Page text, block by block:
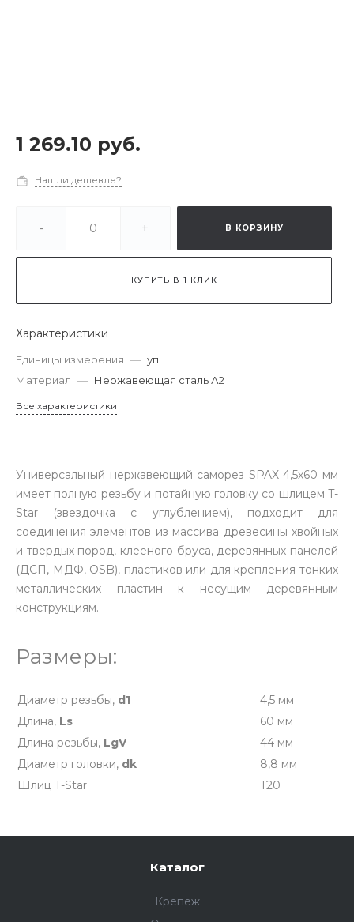
1 269.10 руб.
Нашли дешевле?
- + В КОРЗИНУ
КУПИТЬ В 1 КЛИК
Характеристики
Единицы измерения — уп
Материал — Нержавеющая сталь А2
Все характеристики
Универсальный нержавеющий саморез SPAX 4,5х60 мм
имеет полную резьбу и потайную головку со шлицем T-
Star (звездочка с углублением), подходит для
соединения элементов из массива древесины хвойных
и твердых пород, клееного бруса, деревянных панелей
(ДСП, МДФ, OSB), пластиков или для крепления тонких
металлических пластин к несущим деревянным
конструкциям.
Размеры:
Диаметр резьбы, d1
4,5 мм
Длина, Ls
60 мм
Длина резьбы, LgV
44 мм
Диаметр головки, dk
8,8 мм
Шлиц T-Star
T20
Каталог
Крепеж